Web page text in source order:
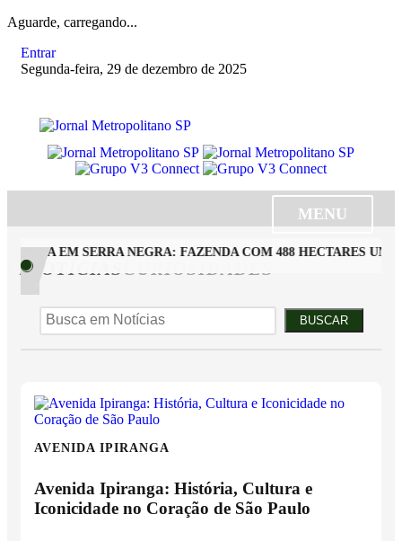
Aguarde, carregando...
Entrar
Segunda-feira, 29 de dezembro de 2025
MENU
RARA EM SERRA NEGRA: FAZENDA COM 488 HECTARES UNE
/NOTÍCIAS CURIOSIDADES
BUSCAR
AVENIDA IPIRANGA
Avenida Ipiranga: História, Cultura e
Iconicidade no Coração de São Paulo